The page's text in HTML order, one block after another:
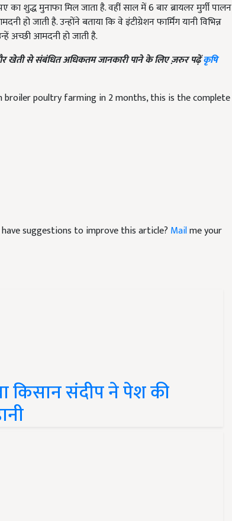
जाती है. उन्होंने बताया कि वे इंटीग्रेशन फार्मिंग यानी विभिन्न
अच्छी आमदनी हो जाती है.
खेती से संबंधित अधिकतम जानकारी पाने के लिए ज़रुर पढ़ें
broiler poultry farming in 2 months, this is the complete
suggestions to improve this article?
किसान संदीप ने पेश की